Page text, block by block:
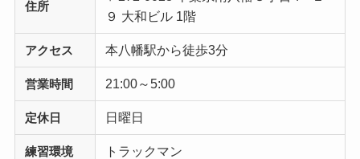
住所
９ 大和ビル 1階
アクセス 本八幡駅から徒歩3分
営業時間 21:00～5:00
定休日 日曜日
練習環境 トラックマン